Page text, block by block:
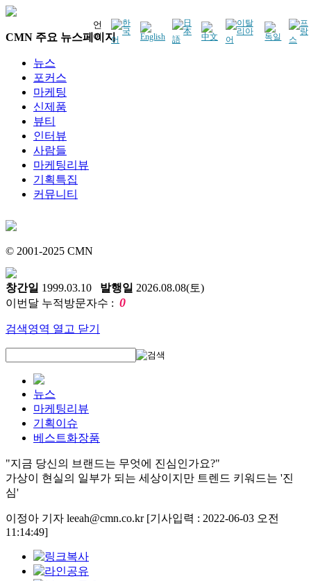
언
어
CMN 주요 뉴스페이지
뉴스
포커스
마케팅
신제품
뷰티
인터뷰
사람들
마케팅리뷰
기획특집
커뮤니티
© 2001-2025 CMN
창간일 1999.03.10 발행일 2026.08.08(토)
이번달 누적방문자수 : 0
검색영역 열고 닫기
뉴스
마케팅리뷰
기획이슈
베스트화장품
"지금 당신의 브랜드는 무엇에 진심인가요?"
가상이 현실의 일부가 되는 세상이지만 트렌드 키워드는 '진
심'
이정아 기자 leeah@cmn.co.kr [기사입력 : 2022-06-03 오전
11:14:49]